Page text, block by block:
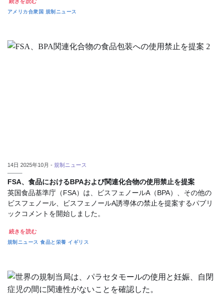
アメリカ合衆国 規制ニュース
14日 2025年10月 - 規制ニュース
FSA、食品におけるBPAおよび関連化合物の使用禁止を提案
英国食品基準庁（FSA）は、ビスフェノールA（BPA）、その他の
ビスフェノール、ビスフェノールA誘導体の禁止を提案するパブリ
ックコメントを開始しました。
続きを読む
規制ニュース 食品と栄養 イギリス